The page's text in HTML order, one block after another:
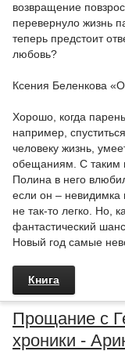
возвращение
перевернуло жизнь
теперь предстоит
любовь?
Ксения Беленкова
Хорошо, когда
например,
человеку жизнь,
обещаниям. C таким
Полина в него
если он – невидимка
не так-то легко. Но,
фантастический
Новый год самые
Книга
Прощание с
хроники -